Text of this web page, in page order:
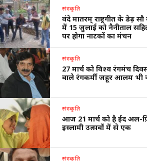
संस्कृति
वंदे मातरम् राष्ट्रगीत के डेढ़
में 15 जुलाई को नैनीताल
पर होगा नाटकों का मंचन
संस्कृति
27 मार्च को विश्व रंगमंच
वाले रंगकर्मी जहूर आलम भी
संस्कृति
आज 21 मार्च को है ईद अल-
इस्लामी उत्सवों में से एक
संस्कृति